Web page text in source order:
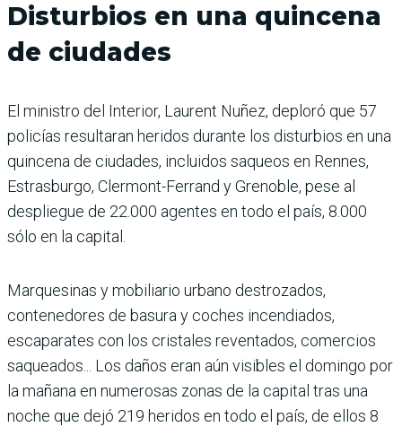
Disturbios en una quincena
de ciudades
El ministro del Interior, Laurent Nuñez, deploró que 57
policías resultaran heridos durante los disturbios en una
quincena de ciudades, incluidos saqueos en Rennes,
Estrasburgo, Clermont-Ferrand y Grenoble, pese al
despliegue de 22.000 agentes en todo el país, 8.000
sólo en la capital.
Marquesinas y mobiliario urbano destrozados,
contenedores de basura y coches incendiados,
escaparates con los cristales reventados, comercios
saqueados... Los daños eran aún visibles el domingo por
la mañana en numerosas zonas de la capital tras una
noche que dejó 219 heridos en todo el país, de ellos 8